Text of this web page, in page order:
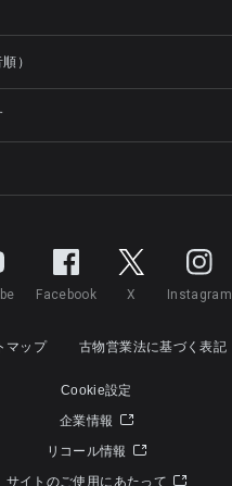
）
Facebook X Instagram
マップ 古物営業法に基づく表記
Cookie設定
企業情報
リコール情報
サイトのご使用にあたって